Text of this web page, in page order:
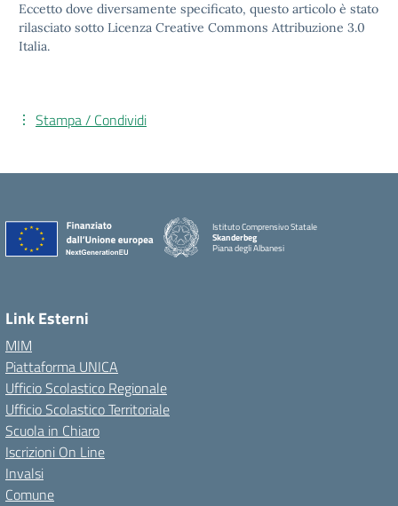
Eccetto dove diversamente specificato, questo articolo è stato
rilasciato sotto Licenza Creative Commons Attribuzione 3.0
Italia.
Stampa / Condividi
Istituto Comprensivo Statale
Skanderbeg
Piana degli Albanesi
Link Esterni
MIM
Piattaforma UNICA
Ufficio Scolastico Regionale
Ufficio Scolastico Territoriale
Scuola in Chiaro
Iscrizioni On Line
Invalsi
Comune